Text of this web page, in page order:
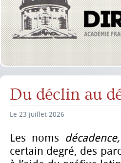
Du déclin au
Le 23 juillet 2026
Les noms
certain degré, des